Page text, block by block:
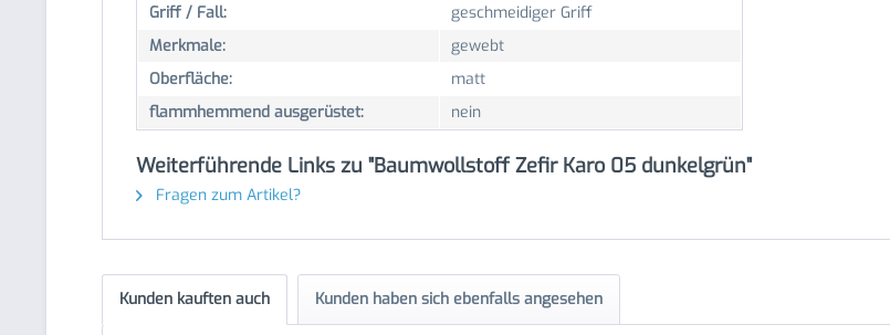
Griff / Fall:
geschmeidiger Griff
Merkmale:
gewebt
Oberfläche:
matt
flammhemmend ausgerüstet:
nein
Weiterführende Links zu "Baumwollstoff Zefir Karo 05 dunkelgrün"
Fragen zum Artikel?
Kunden kauften auch Kunden haben sich ebenfalls angesehen